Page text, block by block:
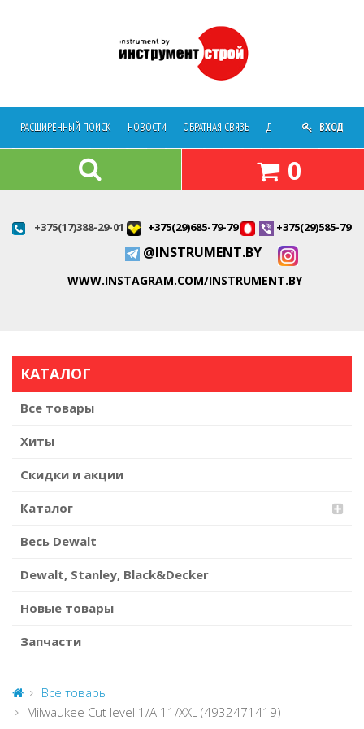
РАСШИРЕННЫЙ ПОИСК НОВОСТИ ОБРАТНАЯ СВЯЗЬ ДОСТАВКА О
ВХОД
0
+375(17)388-29-01 +375(29)685-79-79 +375(29)585-79-
@INSTRUMENT.BY
WWW.INSTAGRAM.COM/INSTRUMENT.BY
КАТАЛОГ
Все товары
Хиты
Скидки и акции
Каталог
Весь Dewalt
Dewalt, Stanley, Black&Decker
Новые товары
Запчасти
Все товары
Milwaukee Cut level 1/A 11/XXL (4932471419)